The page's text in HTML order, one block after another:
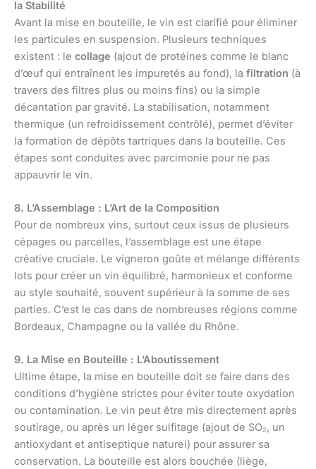
la Stabilité
Avant la mise en bouteille, le vin est clarifié pour éliminer
les particules en suspension. Plusieurs techniques
existent : le collage (ajout de protéines comme le blanc
d’œuf qui entraînent les impuretés au fond), la filtration (à
travers des filtres plus ou moins fins) ou la simple
décantation par gravité. La stabilisation, notamment
thermique (un refroidissement contrôlé), permet d’éviter
la formation de dépôts tartriques dans la bouteille. Ces
étapes sont conduites avec parcimonie pour ne pas
appauvrir le vin.
8. L’Assemblage : L’Art de la Composition
Pour de nombreux vins, surtout ceux issus de plusieurs
cépages ou parcelles, l’assemblage est une étape
créative cruciale. Le vigneron goûte et mélange différents
lots pour créer un vin équilibré, harmonieux et conforme
au style souhaité, souvent supérieur à la somme de ses
parties. C’est le cas dans de nombreuses régions comme
Bordeaux, Champagne ou la vallée du Rhône.
9. La Mise en Bouteille : L’Aboutissement
Ultime étape, la mise en bouteille doit se faire dans des
conditions d’hygiène strictes pour éviter toute oxydation
ou contamination. Le vin peut être mis directement après
soutirage, ou après un léger sulfitage (ajout de SO₂, un
antioxydant et antiseptique naturel) pour assurer sa
conservation. La bouteille est alors bouchée (liège,